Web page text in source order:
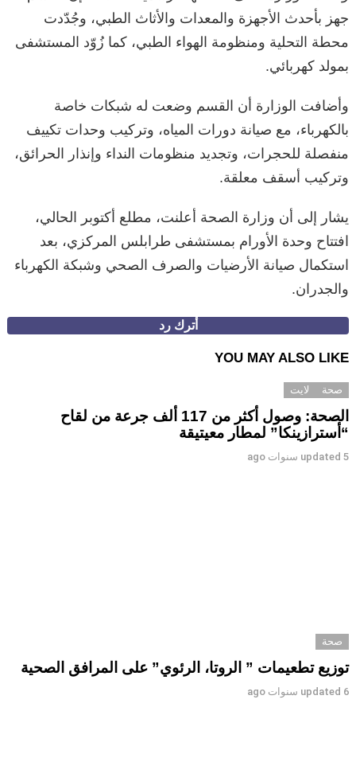
جهز بأحدث الأجهزة والمعدات والأثاث الطبي، وجُدّدت
محطة التحلية ومنظومة الهواء الطبي، كما زُوّد المستشفى
بمولد كهربائي.
وأضافت الوزارة أن القسم وضعت له شبكات خاصة
بالكهرباء، مع صيانة دورات المياه، وتركيب وحدات تكييف
منفصلة للحجرات، وتجديد منظومات النداء وإنذار الحرائق،
وتركيب أسقف معلقة.
يشار إلى أن وزارة الصحة أعلنت، مطلع أكتوبر الحالي،
افتتاح وحدة الأورام بمستشفى طرابلس المركزي، بعد
استكمال صيانة الأرضيات والصرف الصحي وشبكة الكهرباء
والجدران.
أُترك رد
YOU MAY ALSO LIKE
صحة لايت
الصحة: وصول أكثر من 117 ألف جرعة من لقاح
“أسترازينكا” لمطار معيتيقة
updated 5 سنوات ago
صحة
توزيع تطعيمات ” الروتا، الرئوي” على المرافق الصحية
updated 6 سنوات ago